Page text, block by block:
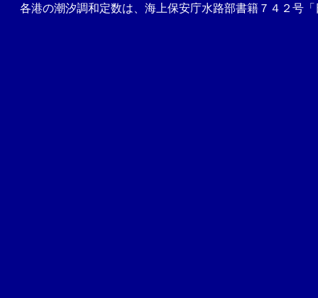
各港の潮汐調和定数は、海上保安庁水路部書籍７４２号